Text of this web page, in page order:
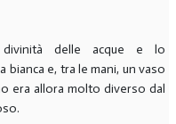
delle acque e lo
e, tra le mani, un vaso
era allora molto diverso dal